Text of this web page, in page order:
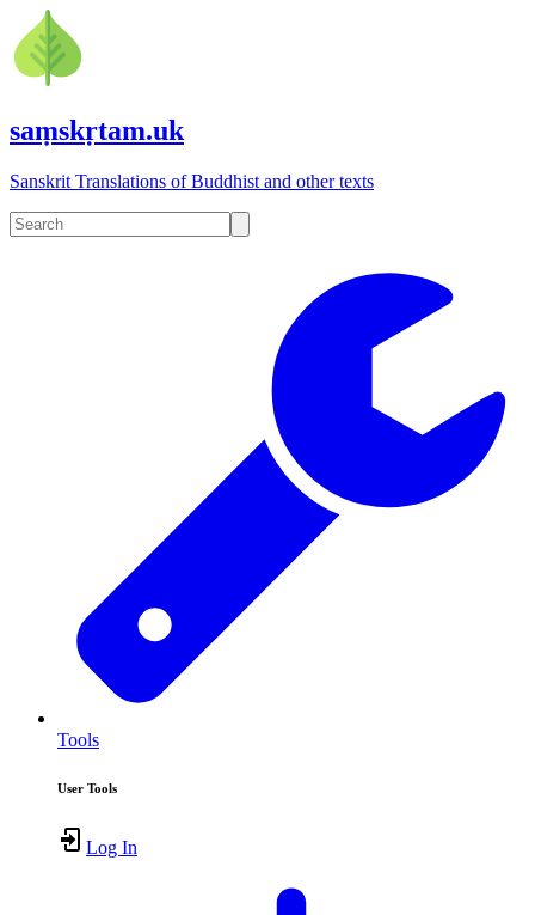
saṃskṛtam.uk
Sanskrit Translations of Buddhist and other texts
Tools
User Tools
Log In